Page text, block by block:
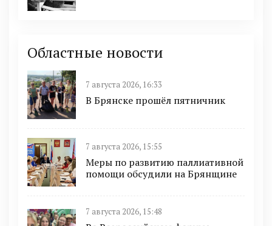
Областные новости
7 августа 2026, 16:33
В Брянске прошёл пятничник
7 августа 2026, 15:55
Меры по развитию паллиативной
помощи обсудили на Брянщине
7 августа 2026, 15:48